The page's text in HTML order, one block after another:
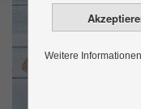
Weitere